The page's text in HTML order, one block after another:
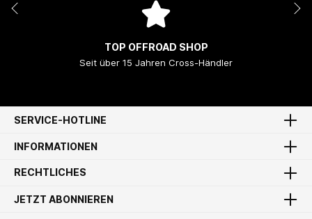
TOP OFFROAD SHOP
Seit über 15 Jahren Cross-Händler
SERVICE-HOTLINE
INFORMATIONEN
RECHTLICHES
JETZT ABONNIEREN